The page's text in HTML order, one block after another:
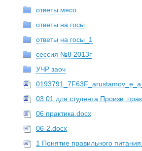
ответы мясо
ответы на госы
ответы на госы_1
сессия №8 2013г
УЧР заоч
03.01 для студента Произв.
06 практика.docx
06-2.docx
1 Понятие правильного